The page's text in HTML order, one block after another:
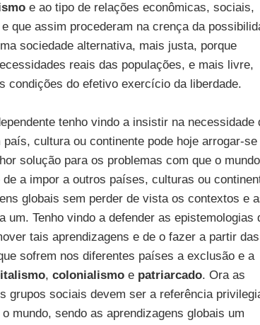
e ao tipo de relações econômicas, sociais,
que assim procederam na crença da
sociedade alternativa, mais justa, porque
reais das populações, e mais livre,
condições do efetivo exercício da liberdade.
tenho vindo a insistir na necessidade
país, cultura ou continente pode hoje arrogar-se
solução para os problemas com que o
a impor a outros países, culturas ou
globais sem perder de vista os contextos e
um. Tenho vindo a defender as epistemologias
tais aprendizagens e de o fazer a partir das
sofrem nos diferentes países a exclusão e a
, colonialismoe patriarcado. Ora as
grupos sociais devem ser a referência
mundo, sendo as aprendizagens globais um